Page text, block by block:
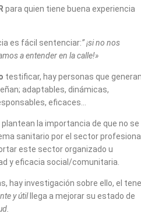
para quien tiene buena experiencia
es fácil sentenciar:” ¡si no nos
a entender en la calle!»
testificar, hay personas que
adaptables, dinámicas,
eficaces…
plantean la importancia de que no se
sanitario por el sector
este sector organizado u
y eficacia social/comunitaria.
hay investigación sobre ello, el
y útilllega a mejorar su estado de